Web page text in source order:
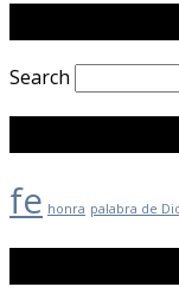
Search
fe honra palabra de